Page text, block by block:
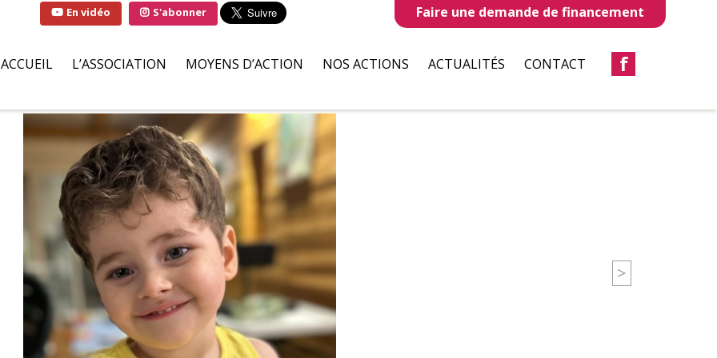
ACCUEIL L’ASSOCIATION
LA MARRAINE DE
L’ASSOCIATION
LIVRE D’OR
DEMANDES D’AIDES
MOYENS D’ACTION
PARTENAIRES BÉNÉVOLES
ILS S’ENGAGENT POUR NOUS
NOS ACTIONS
HÔPITAUX
ACTUALITÉS CONTACT f
>
Faire une demande de financement
S'abonner
En vidéo